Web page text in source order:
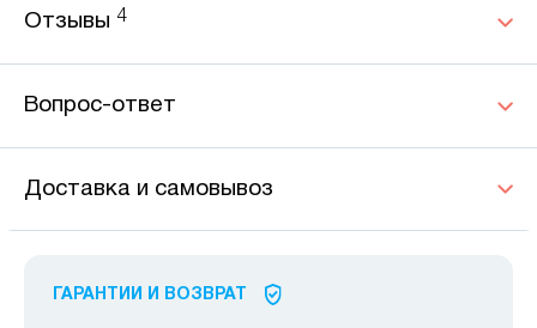
Отзывы 4
Вопрос-ответ
Доставка и самовывоз
ГАРАНТИИ И ВОЗВРАТ